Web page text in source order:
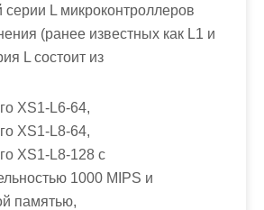
L микроконтроллеров
(ранее известных как L1 и
L состоит из
XS1-L6-64,
XS1-L8-64,
XS1-L8-128 с
1000 MIPS и
памятью,